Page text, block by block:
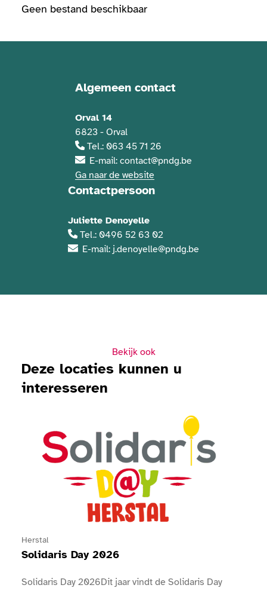
Geen bestand beschikbaar
Contactgegevens
Algemeen contact
Orval 14
6823 - Orval
Tel.: 063 45 71 26
E-mail: contact@pndg.be
Ga naar de website
Contactpersoon
Juliette Denoyelle
Tel.: 0496 52 63 02
E-mail: j.denoyelle@pndg.be
Bekijk ook
Deze locaties kunnen u
interesseren
Herstal
Solidaris Day 2026
Solidaris Day 2026Dit jaar vindt de Solidaris Day